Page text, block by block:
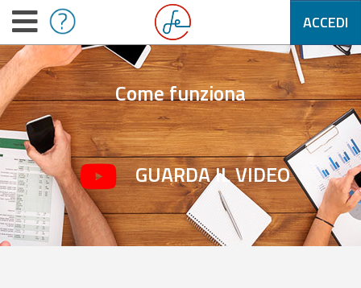
ACCEDI
Come funziona
GUARDA IL VIDEO